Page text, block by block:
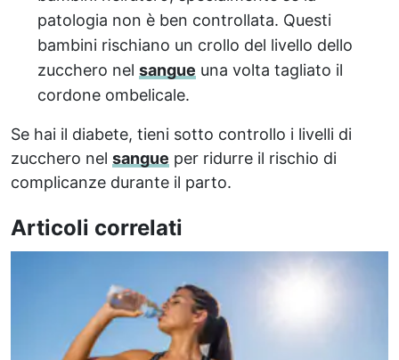
patologia non è ben controllata. Questi
bambini rischiano un crollo del livello dello
zucchero nel sangue una volta tagliato il
cordone ombelicale.
Se hai il diabete, tieni sotto controllo i livelli di
zucchero nel sangue per ridurre il rischio di
complicanze durante il parto.
Articoli correlati